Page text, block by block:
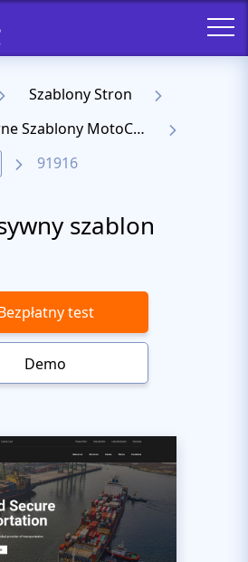
Szablony Stron
Responsywne Szablony MotoCMS 3
91916
szablon
test
Demo